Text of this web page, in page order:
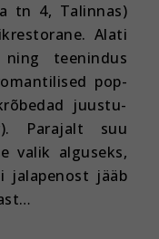
Alati
teenindus
pop-
juustu-
Parajalt suu
valik alguseks,
jalapenost jääb